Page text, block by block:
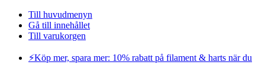
Till huvudmenyn
Gå till innehållet
Till varukorgen
⚡️Köp mer, spara mer: 10% rabatt på filament & harts när du